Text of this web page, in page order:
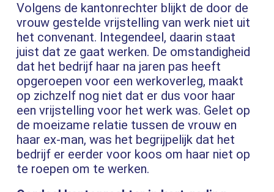
Volgens de kantonrechter blijkt de door de
vrouw gestelde vrijstelling van werk niet uit
het convenant. Integendeel, daarin staat
juist dat ze gaat werken. De omstandigheid
dat het bedrijf haar na jaren pas heeft
opgeroepen voor een werkoverleg, maakt
op zichzelf nog niet dat er dus voor haar
een vrijstelling voor het werk was. Gelet op
de moeizame relatie tussen de vrouw en
haar ex-man, was het begrijpelijk dat het
bedrijf er eerder voor koos om haar niet op
te roepen om te werken.